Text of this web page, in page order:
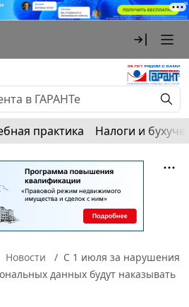
практика Налоги и
Новости
С 1 июля за нарушения
данных будут наказывать